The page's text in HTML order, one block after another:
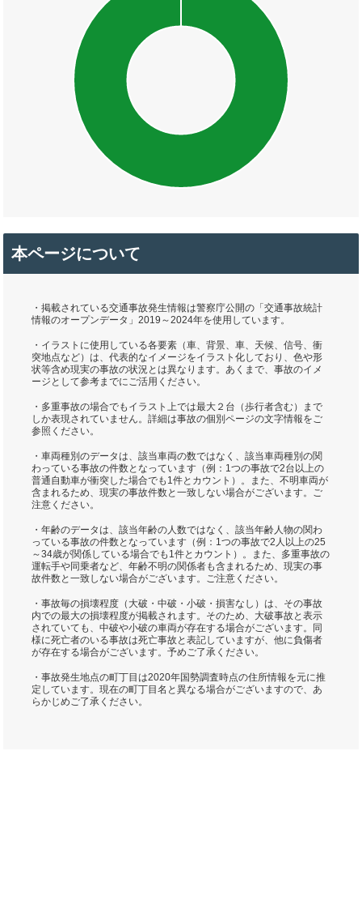
本ページについて
・掲載されている交通事故発生情報は警察庁公開の「交通事故統計
情報のオープンデータ」2019～2024年を使用しています。
・イラストに使用している各要素（車、背景、車、天候、信号、衝
突地点など）は、代表的なイメージをイラスト化しており、色や形
状等含め現実の事故の状況とは異なります。あくまで、事故のイメ
ージとして参考までにご活用ください。
・多重事故の場合でもイラスト上では最大２台（歩行者含む）まで
しか表現されていません。詳細は事故の個別ページの文字情報をご
参照ください。
・車両種別のデータは、該当車両の数ではなく、該当車両種別の関
わっている事故の件数となっています（例：1つの事故で2台以上の
普通自動車が衝突した場合でも1件とカウント）。また、不明車両が
含まれるため、現実の事故件数と一致しない場合がございます。ご
注意ください。
・年齢のデータは、該当年齢の人数ではなく、該当年齢人物の関わ
っている事故の件数となっています（例：1つの事故で2人以上の25
～34歳が関係している場合でも1件とカウント）。また、多重事故の
運転手や同乗者など、年齢不明の関係者も含まれるため、現実の事
故件数と一致しない場合がございます。ご注意ください。
・事故毎の損壊程度（大破・中破・小破・損害なし）は、その事故
内での最大の損壊程度が掲載されます。そのため、大破事故と表示
されていても、中破や小破の車両が存在する場合がございます。同
様に死亡者のいる事故は死亡事故と表記していますが、他に負傷者
が存在する場合がございます。予めご了承ください。
・事故発生地点の町丁目は2020年国勢調査時点の住所情報を元に推
定しています。現在の町丁目名と異なる場合がございますので、あ
らかじめご了承ください。